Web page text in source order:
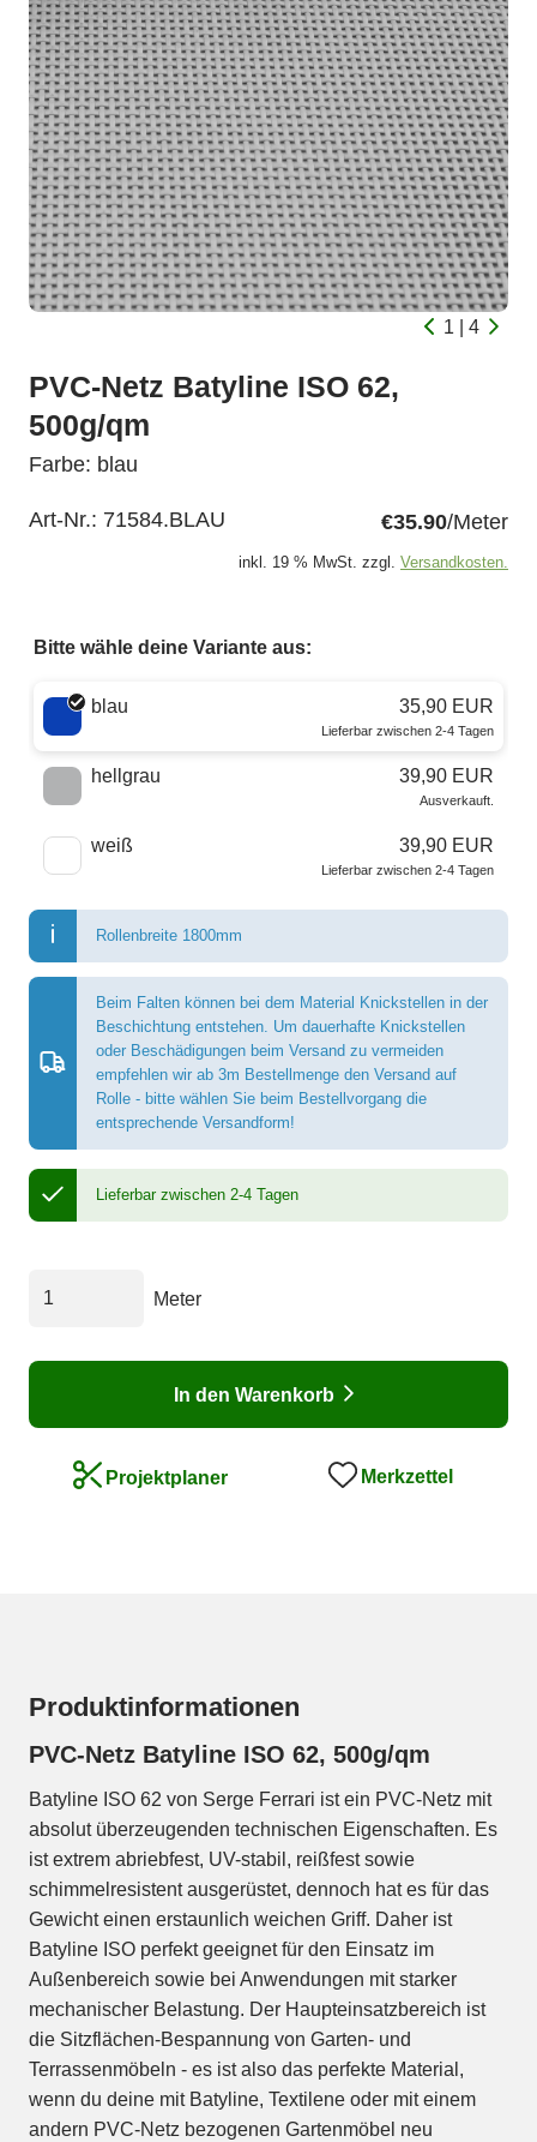
1 | 4
PVC-Netz Batyline ISO 62,
500g/qm
Farbe: blau
Art-Nr.: 71584.BLAU €35.90/Meter
inkl. 19 % MwSt. zzgl. Versandkosten.
Bitte wähle deine Variante aus:
Wähle eine Farbe
blau 35,90 EUR
Lieferbar zwischen 2-4 Tagen
hellgrau 39,90 EUR
Ausverkauft.
weiß 39,90 EUR
Lieferbar zwischen 2-4 Tagen
Rollenbreite 1800mm
Beim Falten können bei dem Material Knickstellen in der
Beschichtung entstehen. Um dauerhafte Knickstellen
oder Beschädigungen beim Versand zu vermeiden
empfehlen wir ab 3m Bestellmenge den Versand auf
Rolle - bitte wählen Sie beim Bestellvorgang die
entsprechende Versandform!
Lieferbar zwischen 2-4 Tagen
Meter
In den Warenkorb
Projektplaner Merkzettel
Produktinformationen
PVC-Netz Batyline ISO 62, 500g/qm
Batyline ISO 62 von Serge Ferrari ist ein PVC-Netz mit
absolut überzeugenden technischen Eigenschaften. Es
ist extrem abriebfest, UV-stabil, reißfest sowie
schimmelresistent ausgerüstet, dennoch hat es für das
Gewicht einen erstaunlich weichen Griff. Daher ist
Batyline ISO perfekt geeignet für den Einsatz im
Außenbereich sowie bei Anwendungen mit starker
mechanischer Belastung. Der Haupteinsatzbereich ist
die Sitzflächen-Bespannung von Garten- und
Terrassenmöbeln - es ist also das perfekte Material,
wenn du deine mit Batyline, Textilene oder mit einem
andern PVC-Netz bezogenen Gartenmöbel neu